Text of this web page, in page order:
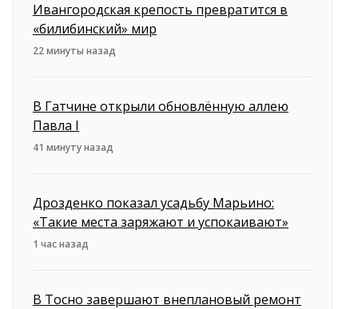
Ивангородская крепость превратится в
«билибинский» мир
22 минуты назад
В Гатчине открыли обновлённую аллею
Павла I
41 минуту назад
Дрозденко показал усадьбу Марьино:
«Такие места заряжают и успокаивают»
1 час назад
В Тосно завершают внеплановый ремонт